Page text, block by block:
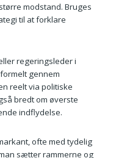
modstand. Bruges
til at forklare
regeringsleder i
gennem
reelt via politiske
bredt om øverste
indflydelse.
ofte med tydelig
sætter rammerne og